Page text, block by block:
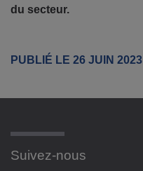
du secteur.
PUBLIÉ LE 26 JUIN 2023
Suivez-nous